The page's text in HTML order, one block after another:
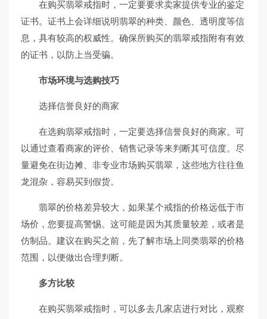
在购买翡翠戒指时，一定要要求卖家提供专业的鉴定
证书。证书上会详细说明翡翠的种类、颜色、透明度等信
息，具有较高的权威性。确保所购买的翡翠戒指附有有效
的证书，以防上当受骗。
市场环境与选购技巧
选择信誉良好的商家
在选购翡翠戒指时，一定要选择信誉良好的商家。可
以通过查看商家的评价、销售记录等来判断其可信度。尽
量避免在街边摊、非专业市场购买翡翠，这些地方往往鱼
龙混杂，容易买到假货。
翡翠的价格差异较大，如果某个戒指的价格远低于市
场价，您要提高警惕。这可能是因为其质量较差，或者是
仿制品。建议在购买之前，先了解市场上同类翡翠的价格
范围，以便做出合理判断。
多方比较
在购买翡翠戒指时，可以多去几家店进行对比，观察